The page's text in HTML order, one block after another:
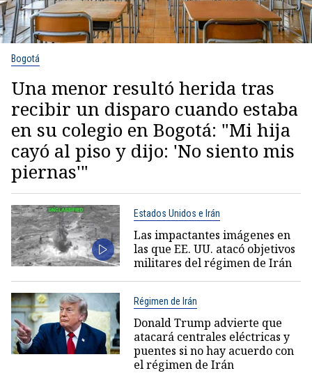
Bogotá
Una menor resultó herida tras
recibir un disparo cuando estaba
en su colegio en Bogotá: "Mi hija
cayó al piso y dijo: 'No siento mis
piernas'"
Estados Unidos e Irán
Las impactantes imágenes en
las que EE. UU. atacó objetivos
militares del régimen de Irán
Régimen de Irán
Donald Trump advierte que
atacará centrales eléctricas y
puentes si no hay acuerdo con
el régimen de Irán